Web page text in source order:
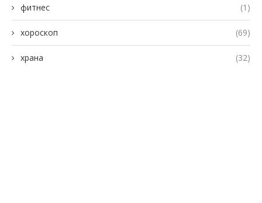
фитнес (1)
хороскоп (69)
храна (32)